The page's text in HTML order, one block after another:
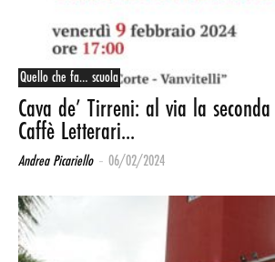
Quello che fa… scuola
Cava de’ Tirreni: al via la
Caffè Letterari...
Andrea Picariello - 06/02/2024